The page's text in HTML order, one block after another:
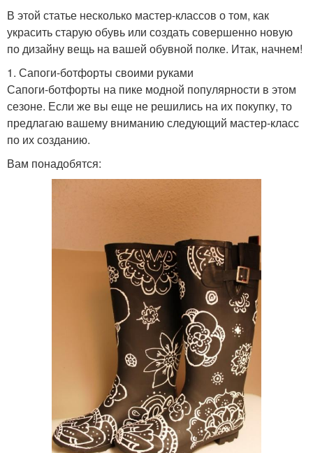
В этой статье несколько мастер-классов о том, как
украсить старую обувь или создать совершенно новую
по дизайну вещь на вашей обувной полке. Итак, начнем!
1. Сапоги-ботфорты своими руками
Сапоги-ботфорты на пике модной популярности в этом
сезоне. Если же вы еще не решились на их покупку, то
предлагаю вашему вниманию следующий мастер-класс
по их созданию.
Вам понадобятся: